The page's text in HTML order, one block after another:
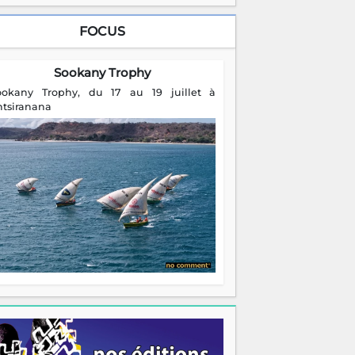
FOCUS
Sookany Trophy
Trophy, du 17 au 19 juillet à